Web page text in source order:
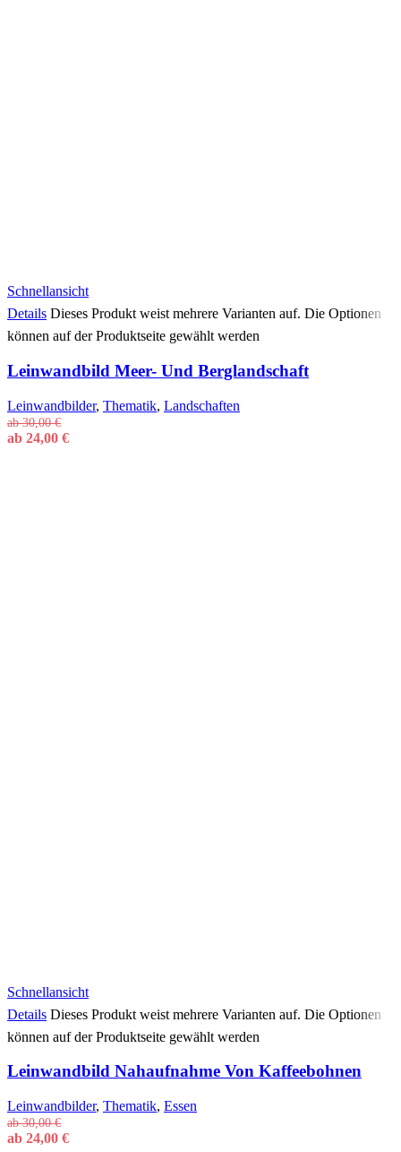
Schnellansicht
Details Dieses Produkt weist mehrere Varianten auf. Die Optionen
können auf der Produktseite gewählt werden
Leinwandbild Meer- Und Berglandschaft
Leinwandbilder, Thematik, Landschaften
ab30,00€
ab 24,00 €
Schnellansicht
Details Dieses Produkt weist mehrere Varianten auf. Die Optionen
können auf der Produktseite gewählt werden
Leinwandbild Nahaufnahme Von Kaffeebohnen
Leinwandbilder, Thematik, Essen
ab30,00€
ab 24,00 €